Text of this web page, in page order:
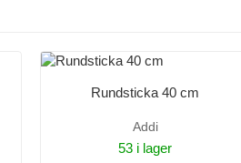
Rundsticka 40 cm
Addi
53 i lager